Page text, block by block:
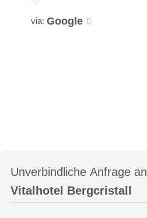
via: Google
Unverbindliche Anfrage an
Vitalhotel Bergcristall